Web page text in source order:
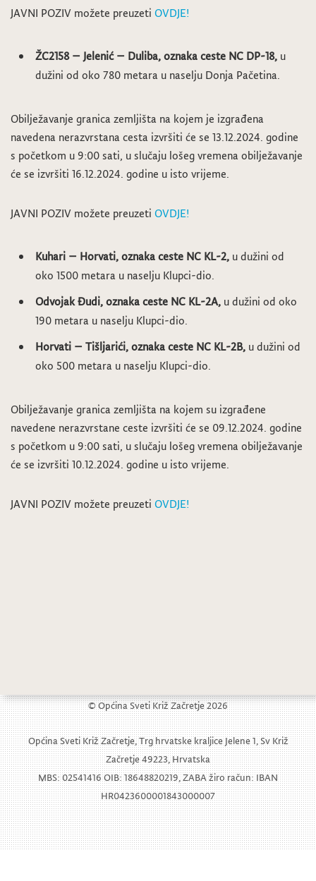
JAVNI POZIV možete preuzeti OVDJE!
ŽC2158 – Jelenić – Duliba,oznaka ceste NC DP-18, u
dužini od oko 780 metara u naselju Donja Pačetina.
Obilježavanje granica zemljišta na kojem je izgrađena
navedena nerazvrstana cesta izvršiti će se 13.12.2024. godine
s početkom u 9:00 sati, u slučaju lošeg vremena obilježavanje
će se izvršiti 16.12.2024. godine u isto vrijeme.
JAVNI POZIV možete preuzeti OVDJE!
Kuhari – Horvati,oznaka ceste NC KL-2, u dužini od
oko 1500 metara u naselju Klupci-dio.
Odvojak Đudi,oznaka ceste NC KL-2A, u dužini od oko
190 metara u naselju Klupci-dio.
Horvati – Tišljarići,oznaka ceste NC KL-2B, u dužini od
oko 500 metara u naselju Klupci-dio.
Obilježavanje granica zemljišta na kojem su izgrađene
navedene nerazvrstane ceste izvršiti će se 09.12.2024. godine
s početkom u 9:00 sati, u slučaju lošeg vremena obilježavanje
će se izvršiti 10.12.2024. godine u isto vrijeme.
JAVNI POZIV možete preuzeti OVDJE!
© Općina Sveti Križ Začretje 2026
Općina Sveti Križ Začretje, Trg hrvatske kraljice Jelene 1, Sv Križ
Začretje 49223, Hrvatska
MBS: 02541416 OIB: 18648820219, ZABA žiro račun: IBAN
HR0423600001843000007